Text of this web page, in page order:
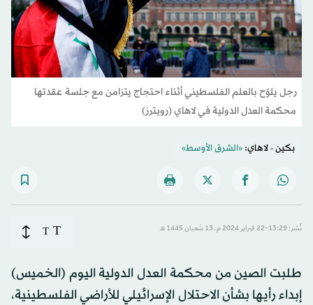
رجل يلوّح بالعلم الفلسطيني أثناء احتجاج يتزامن مع جلسة عقدتها
محكمة العدل الدولية في لاهاي (رويترز)
بكين - لاهاي:«الشرق الأوسط»
نُشر: 13:29-22 فبراير 2024 م ـ 13 شَعبان 1445 هـ T
T
طلبت الصين من محكمة العدل الدولية اليوم (الخميس)
إبداء رأيها بشأن الاحتلال الإسرائيلي للأراضي الفلسطينية،